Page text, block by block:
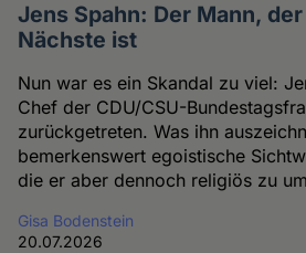
Jens Spahn: Der Mann,
Nächste ist
Nun war es ein Skandal zu viel:
Chef der CDU/CSU-
zurückgetreten. Was ihn
bemerkenswert egoistische
die er aber dennoch religiös zu
Gisa Bodenstein
20.07.2026